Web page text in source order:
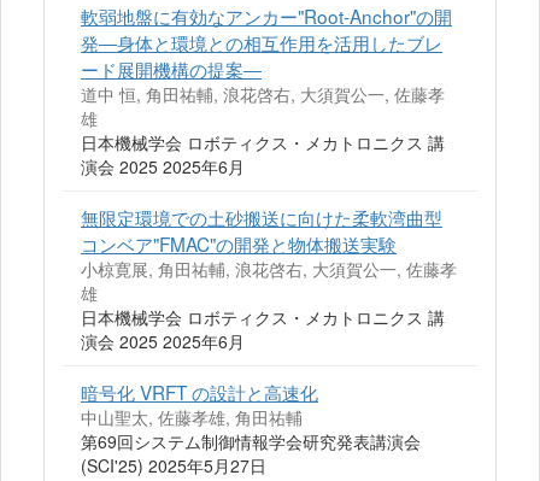
軟弱地盤に有効なアンカー"Root-Anchor"の開
発―身体と環境との相互作用を活用したブレ
ード展開機構の提案―
道中 恒, 角田祐輔, 浪花啓右, 大須賀公一, 佐藤孝
雄
日本機械学会 ロボティクス・メカトロニクス 講
演会 2025 2025年6月
無限定環境での土砂搬送に向けた柔軟湾曲型
コンベア"FMAC"の開発と物体搬送実験
小椋寛展, 角田祐輔, 浪花啓右, 大須賀公一, 佐藤孝
雄
日本機械学会 ロボティクス・メカトロニクス 講
演会 2025 2025年6月
暗号化 VRFT の設計と高速化
中山聖太, 佐藤孝雄, 角田祐輔
第69回システム制御情報学会研究発表講演会
(SCI'25) 2025年5月27日